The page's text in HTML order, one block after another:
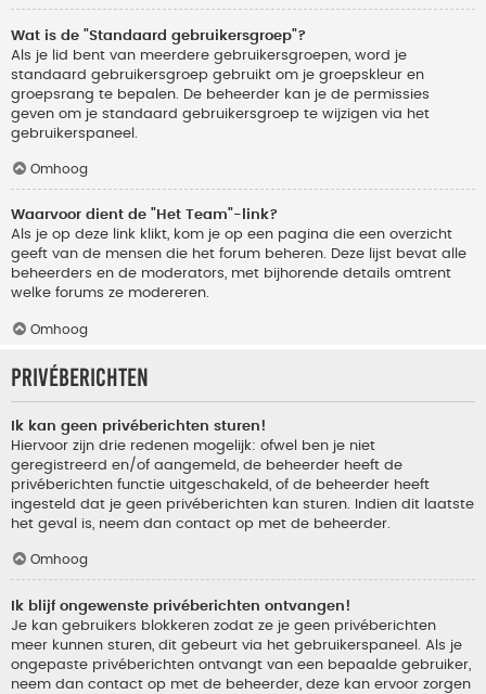
Wat is de "Standaard gebruikersgroep"?
Als je lid bent van meerdere gebruikersgroepen, word je
standaard gebruikersgroep gebruikt om je groepskleur en
groepsrang te bepalen. De beheerder kan je de permissies
geven om je standaard gebruikersgroep te wijzigen via het
gebruikerspaneel.
Omhoog
Waarvoor dient de "Het Team"-link?
Als je op deze link klikt, kom je op een pagina die een overzicht
geeft van de mensen die het forum beheren. Deze lijst bevat alle
beheerders en de moderators, met bijhorende details omtrent
welke forums ze modereren.
Omhoog
Privéberichten
Ik kan geen privéberichten sturen!
Hiervoor zijn drie redenen mogelijk: ofwel ben je niet
geregistreerd en/of aangemeld, de beheerder heeft de
privéberichten functie uitgeschakeld, of de beheerder heeft
ingesteld dat je geen privéberichten kan sturen. Indien dit laatste
het geval is, neem dan contact op met de beheerder.
Omhoog
Ik blijf ongewenste privéberichten ontvangen!
Je kan gebruikers blokkeren zodat ze je geen privéberichten
meer kunnen sturen, dit gebeurt via het gebruikerspaneel. Als je
ongepaste privéberichten ontvangt van een bepaalde gebruiker,
neem dan contact op met de beheerder, deze kan ervoor zorgen